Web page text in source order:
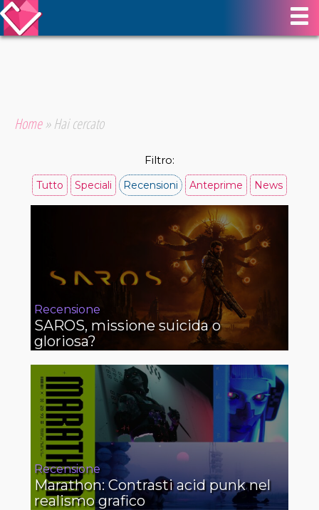
Home»Hai cercato
Filtro:
Tutto Speciali Recensioni Anteprime News
Recensione
SAROS, missione suicida o
gloriosa?
Recensione
Marathon: Contrasti acid punk nel
realismo grafico